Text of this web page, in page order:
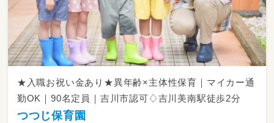
・1年以上ブランクのある方
【埼玉県保育士就職準備金貸付】・・・最大40万
円貸付
（2年間従事で返済不要）
≪入職日は相談可≫
現在、勤務されている方は、あなたの都合を最大
限考慮します。
まずはお気軽にお問い合わせください。
★入職お祝い金あり★異年齢×主体性保育｜マイカー通
勤OK｜90名定員｜吉川市認可♢吉川美南駅徒歩2分
つつじ保育園